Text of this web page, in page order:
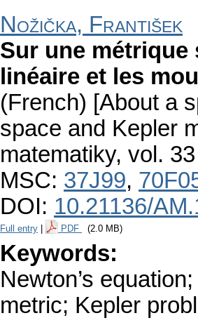
Nožička, František
Sur une métrique
linéaire et les
(French) [About a
space and Kepler
matematiky, vol.
MSC: 37J99,
DOI: 10.21136/
Full entry PDF (2.0 MB)
Keywords:
Newton’s
metric; Kepler